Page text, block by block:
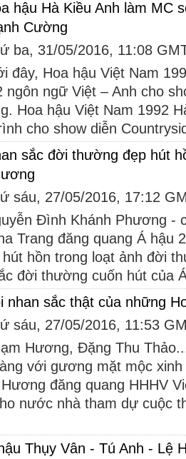
hậu Hà Kiều Anh làm MC
Cường
ba, 31/05/2016, 11:08
đây, Hoa hậu Việt Nam
ngữ Việt – Anh cho
Hoa hậu Việt Nam 1992
cho show diễn
sắc đời thường đẹp hút
sáu, 27/05/2016, 17:12
Đình Khánh Phương -
Trang đăng quang Á hậu
hồn trong loạt ảnh đời
đời thường cuốn hút của
nhan sắc thật của những
sáu, 27/05/2016, 11:53
Hương, Đặng Thu
với gương mặt mộc
đăng quang HHHV
nước nhà tham dự cuộc
Thụy Vân - Tú Anh - Lệ